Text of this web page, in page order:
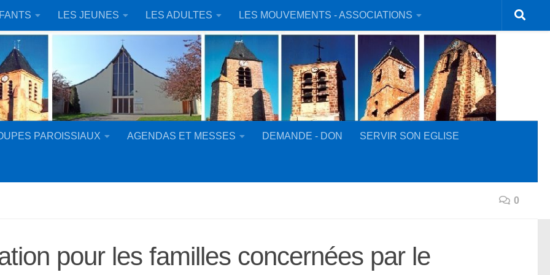
LES JEUNES LES ADULTES LES MOUVEMENTS - ASSOCIATIONS
PAROISSIAUX AGENDAS ET MESSES DEMANDE - DON SERVIR SON EGLISE
0
pour les familles concernées par le